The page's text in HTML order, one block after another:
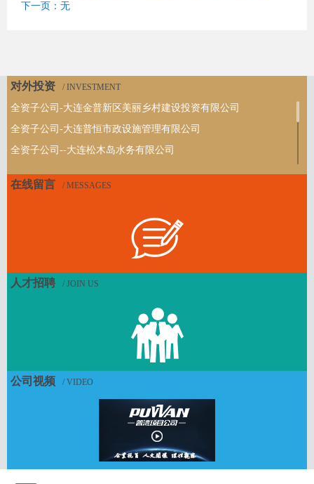
下一页：无
对外投资 / INVESTMENT
全资子公司-大连金普新区美丽乡村建设投资有限公司
全资子公司-大连普恒市政设施管理有限公司
全资子公司--大连松木岛水务有限公司
全资子公司-大连时泰普旅实业发展有限公司
全资子公司-大连时泰普旅实业发展有限公司
全资子公司-大连普湾青少年足球训练基地管理有限公司
全资子公司-大连时泰置业有限公司
全资子公司-大连普信投资管理有限公司
全资子公司-时泰数字科技（辽宁）有限公司
全资子公司-大连奥邦体育文化发展有限公司
全资子公司-大连泰诚人力资源开发有限公司
全资子公司-大连三十里堡临港工业园区开发建设有限公司
全资子公司-大连时泰农业科技园有限公司
全资子公司-大连时泰普丰农副食品有限公司
在线留言 / MESSAGES
人才招聘 / JOIN US
公司视频 / VIDEO